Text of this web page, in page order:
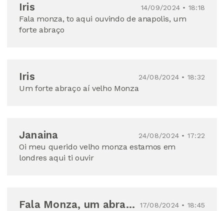
Iris 14/09/2024 • 18:18
Fala monza, to aqui ouvindo de anapolis, um
forte abraço
Iris 24/08/2024 • 18:32
Um forte abraço aí velho Monza
Janaina 24/08/2024 • 17:22
Oi meu querido velho monza estamos em
londres aqui ti ouvir
Fala Monza, um abraço aí, iris 17/08/2024 • 18:45